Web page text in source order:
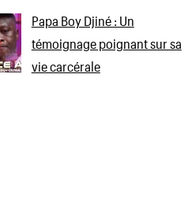
Papa Boy Djiné : Un
témoignage poignant sur sa
vie carcérale